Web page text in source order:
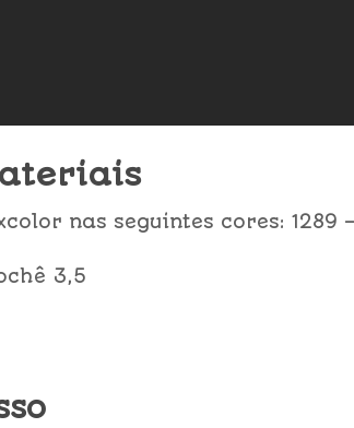
nas seguintes cores: 1289
3,5